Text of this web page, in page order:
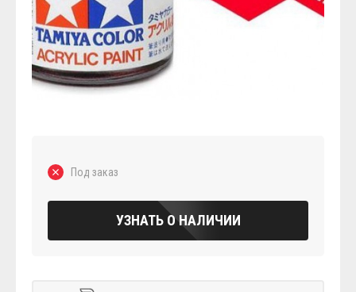
Под заказ
УЗНАТЬ О НАЛИЧИИ